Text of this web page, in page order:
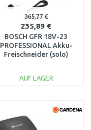
365,77 €
235,89 €
BOSCH GFR 18V-23
PROFESSIONAL Akku-
Freischneider (solo)
AUF LAGER
Vergleichen